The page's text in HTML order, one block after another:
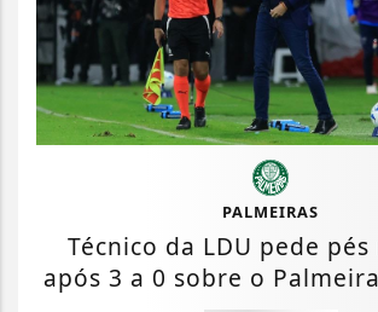
PALMEIRAS
Técnico da LDU pede
após 3 a 0 sobre o